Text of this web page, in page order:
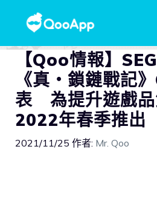
【Qoo情報】
《真・鎖鏈戰記
表 為提升遊戲品
2022年春季推出
2021/11/25 作者: Mr. Qoo